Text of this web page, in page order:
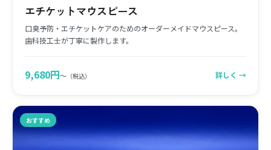
エチケットマウスピース
口臭予防・エチケットケアのためのオーダーメイドマウスピース。
歯科技工士が丁寧に製作します。
9,680円〜 （税込） 詳しく →
おすすめ